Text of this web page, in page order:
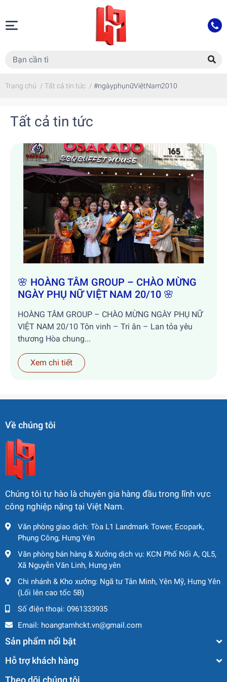
Trang chủ / Tất cả tin tức / #ngàyphụnữViệtNam2010
Tất cả tin tức
🌸 HOÀNG TÂM GROUP – CHÀO MỪNG
NGÀY PHỤ NỮ VIỆT NAM 20/10 🌸
HOÀNG TÂM GROUP – CHÀO MỪNG NGÀY PHỤ NỮ
VIỆT NAM 20/10 Tôn vinh – Tri ân – Lan tỏa yêu
thương Hòa chung...
Xem chi tiết
Về chúng tôi
Chúng tôi tự hào là chuyên gia hàng đầu trong lĩnh vực
công nghiệp nặng tại Việt Nam.
Văn phòng giao dịch: Tòa L1 Landmark Tower, Ecopark,
Phụng Công, Hưng Yên
Văn phòng bán hàng & Xưởng dịch vụ: KCN Phố Nối A, QL5,
Xã Nguyễn Văn Linh, Hưng yên
Chi nhánh & Kho xưởng: Ngã tư Tân Minh, Yên Mỹ, Hưng Yên
(Lối lên cao tốc 5B)
Số điện thoại: 0961333935
Email: hoangtamhckt.vn@gmail.com
Sản phẩm nổi bật
Hỗ trợ khách hàng
Theo dõi chúng tôi